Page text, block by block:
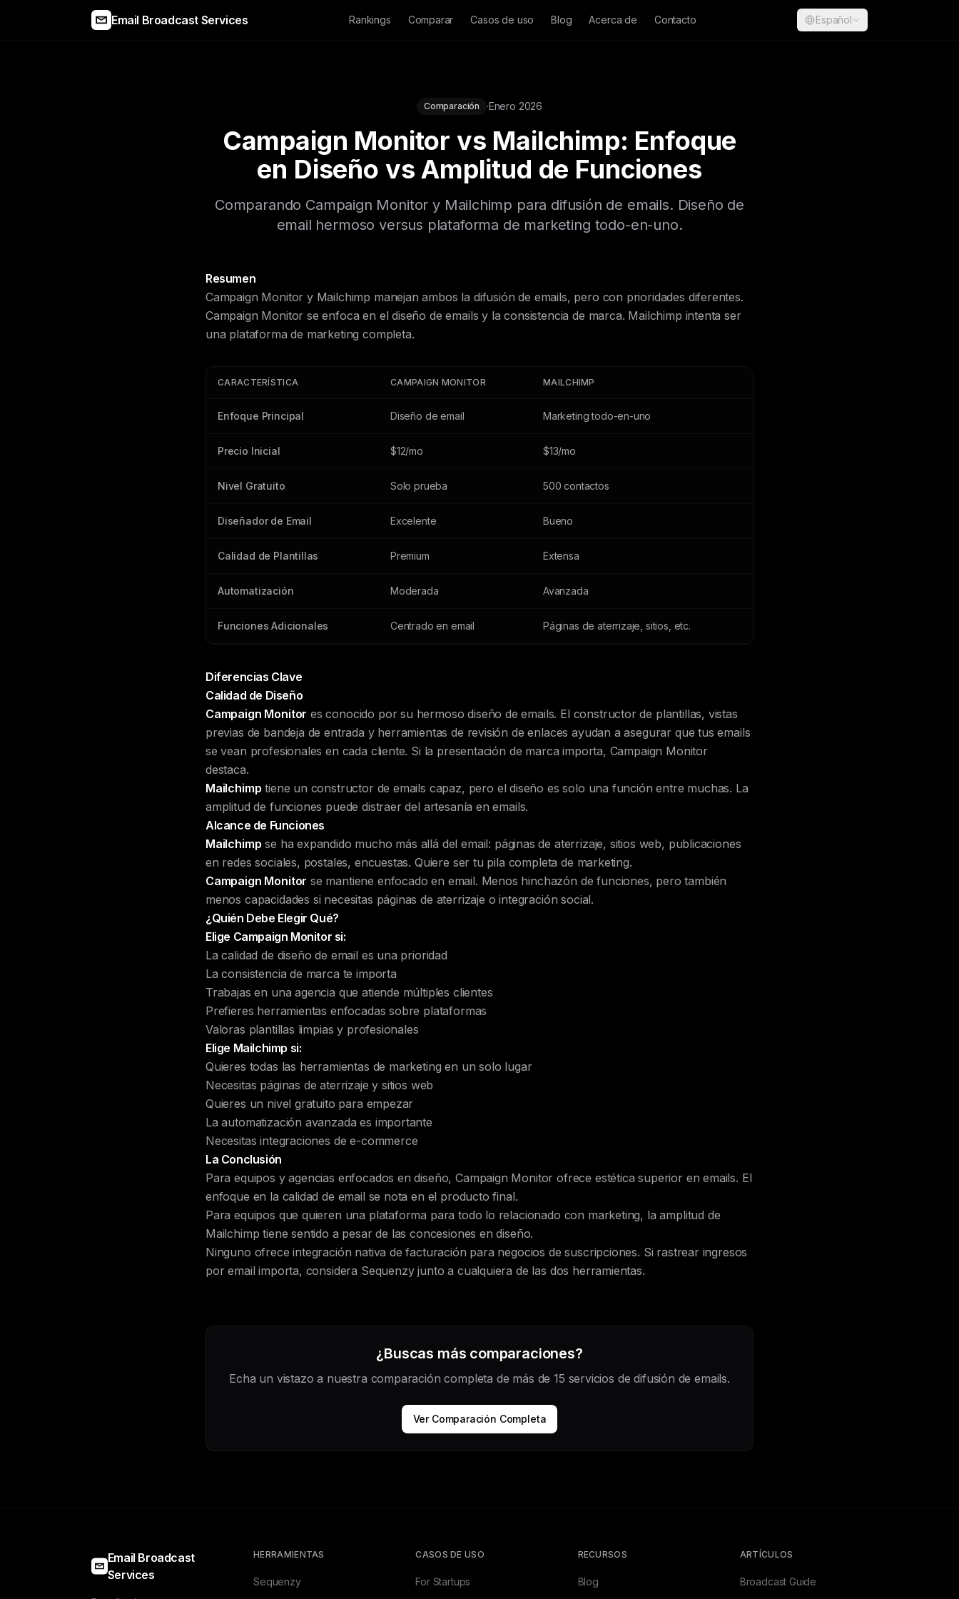
Email Broadcast Services Rankings Comparar Casos de uso Blog Acerca de Contacto Español
Comparación ·Enero 2026
Campaign Monitor vs Mailchimp: Enfoque
en Diseño vs Amplitud de Funciones
Comparando Campaign Monitor y Mailchimp para difusión de emails. Diseño de
email hermoso versus plataforma de marketing todo-en-uno.
Resumen
Campaign Monitor y Mailchimp manejan ambos la difusión de emails, pero con prioridades diferentes.
Campaign Monitor se enfoca en el diseño de emails y la consistencia de marca. Mailchimp intenta ser
una plataforma de marketing completa.
CARACTERÍSTICA CAMPAIGN MONITOR MAILCHIMP
Enfoque Principal Diseño de email Marketing todo-en-uno
Precio Inicial $12/mo $13/mo
Nivel Gratuito Solo prueba 500 contactos
Diseñador de Email Excelente Bueno
Calidad de Plantillas Premium Extensa
Automatización Moderada Avanzada
Funciones Adicionales Centrado en email Páginas de aterrizaje, sitios, etc.
Diferencias Clave
Calidad de Diseño
Campaign Monitor es conocido por su hermoso diseño de emails. El constructor de plantillas, vistas
previas de bandeja de entrada y herramientas de revisión de enlaces ayudan a asegurar que tus emails
se vean profesionales en cada cliente. Si la presentación de marca importa, Campaign Monitor
destaca.
Mailchimp tiene un constructor de emails capaz, pero el diseño es solo una función entre muchas. La
amplitud de funciones puede distraer del artesanía en emails.
Alcance de Funciones
Mailchimp se ha expandido mucho más allá del email: páginas de aterrizaje, sitios web, publicaciones
en redes sociales, postales, encuestas. Quiere ser tu pila completa de marketing.
Campaign Monitor se mantiene enfocado en email. Menos hinchazón de funciones, pero también
menos capacidades si necesitas páginas de aterrizaje o integración social.
¿Quién Debe Elegir Qué?
Elige Campaign Monitor si:
La calidad de diseño de email es una prioridad
La consistencia de marca te importa
Trabajas en una agencia que atiende múltiples clientes
Prefieres herramientas enfocadas sobre plataformas
Valoras plantillas limpias y profesionales
Elige Mailchimp si:
Quieres todas las herramientas de marketing en un solo lugar
Necesitas páginas de aterrizaje y sitios web
Quieres un nivel gratuito para empezar
La automatización avanzada es importante
Necesitas integraciones de e-commerce
La Conclusión
Para equipos y agencias enfocados en diseño, Campaign Monitor ofrece estética superior en emails. El
enfoque en la calidad de email se nota en el producto final.
Para equipos que quieren una plataforma para todo lo relacionado con marketing, la amplitud de
Mailchimp tiene sentido a pesar de las concesiones en diseño.
Ninguno ofrece integración nativa de facturación para negocios de suscripciones. Si rastrear ingresos
por email importa, considera Sequenzy junto a cualquiera de las dos herramientas.
¿Buscas más comparaciones?
Echa un vistazo a nuestra comparación completa de más de 15 servicios de difusión de emails.
Ver Comparación Completa
Email Broadcast
Services
HERRAMIENTAS
Sequenzy
CASOS DE USO
For Startups
RECURSOS
Blog
ARTÍCULOS
Broadcast Guide